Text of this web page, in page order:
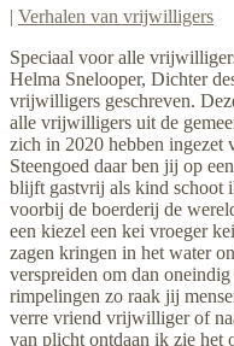
| Verhalen van vrijwilligers
Speciaal voor alle
Helma Snelooper, Dichter
vrijwilligers geschreven.
alle vrijwilligers uit de
zich in 2020 hebben ingezet
Steengoed daar ben jij op
blijft gastvrij als kind schoot
voorbij de boerderij de
een kiezel een kei vroeger
zagen kringen in het water
verspreiden om dan
rimpelingen zo raak jij
verre vriend vrijwilliger of
van plicht ontdaan ik zie het